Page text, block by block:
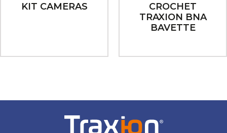
KIT CAMERAS
CROCHET
TRAXION BNA
BAVETTE